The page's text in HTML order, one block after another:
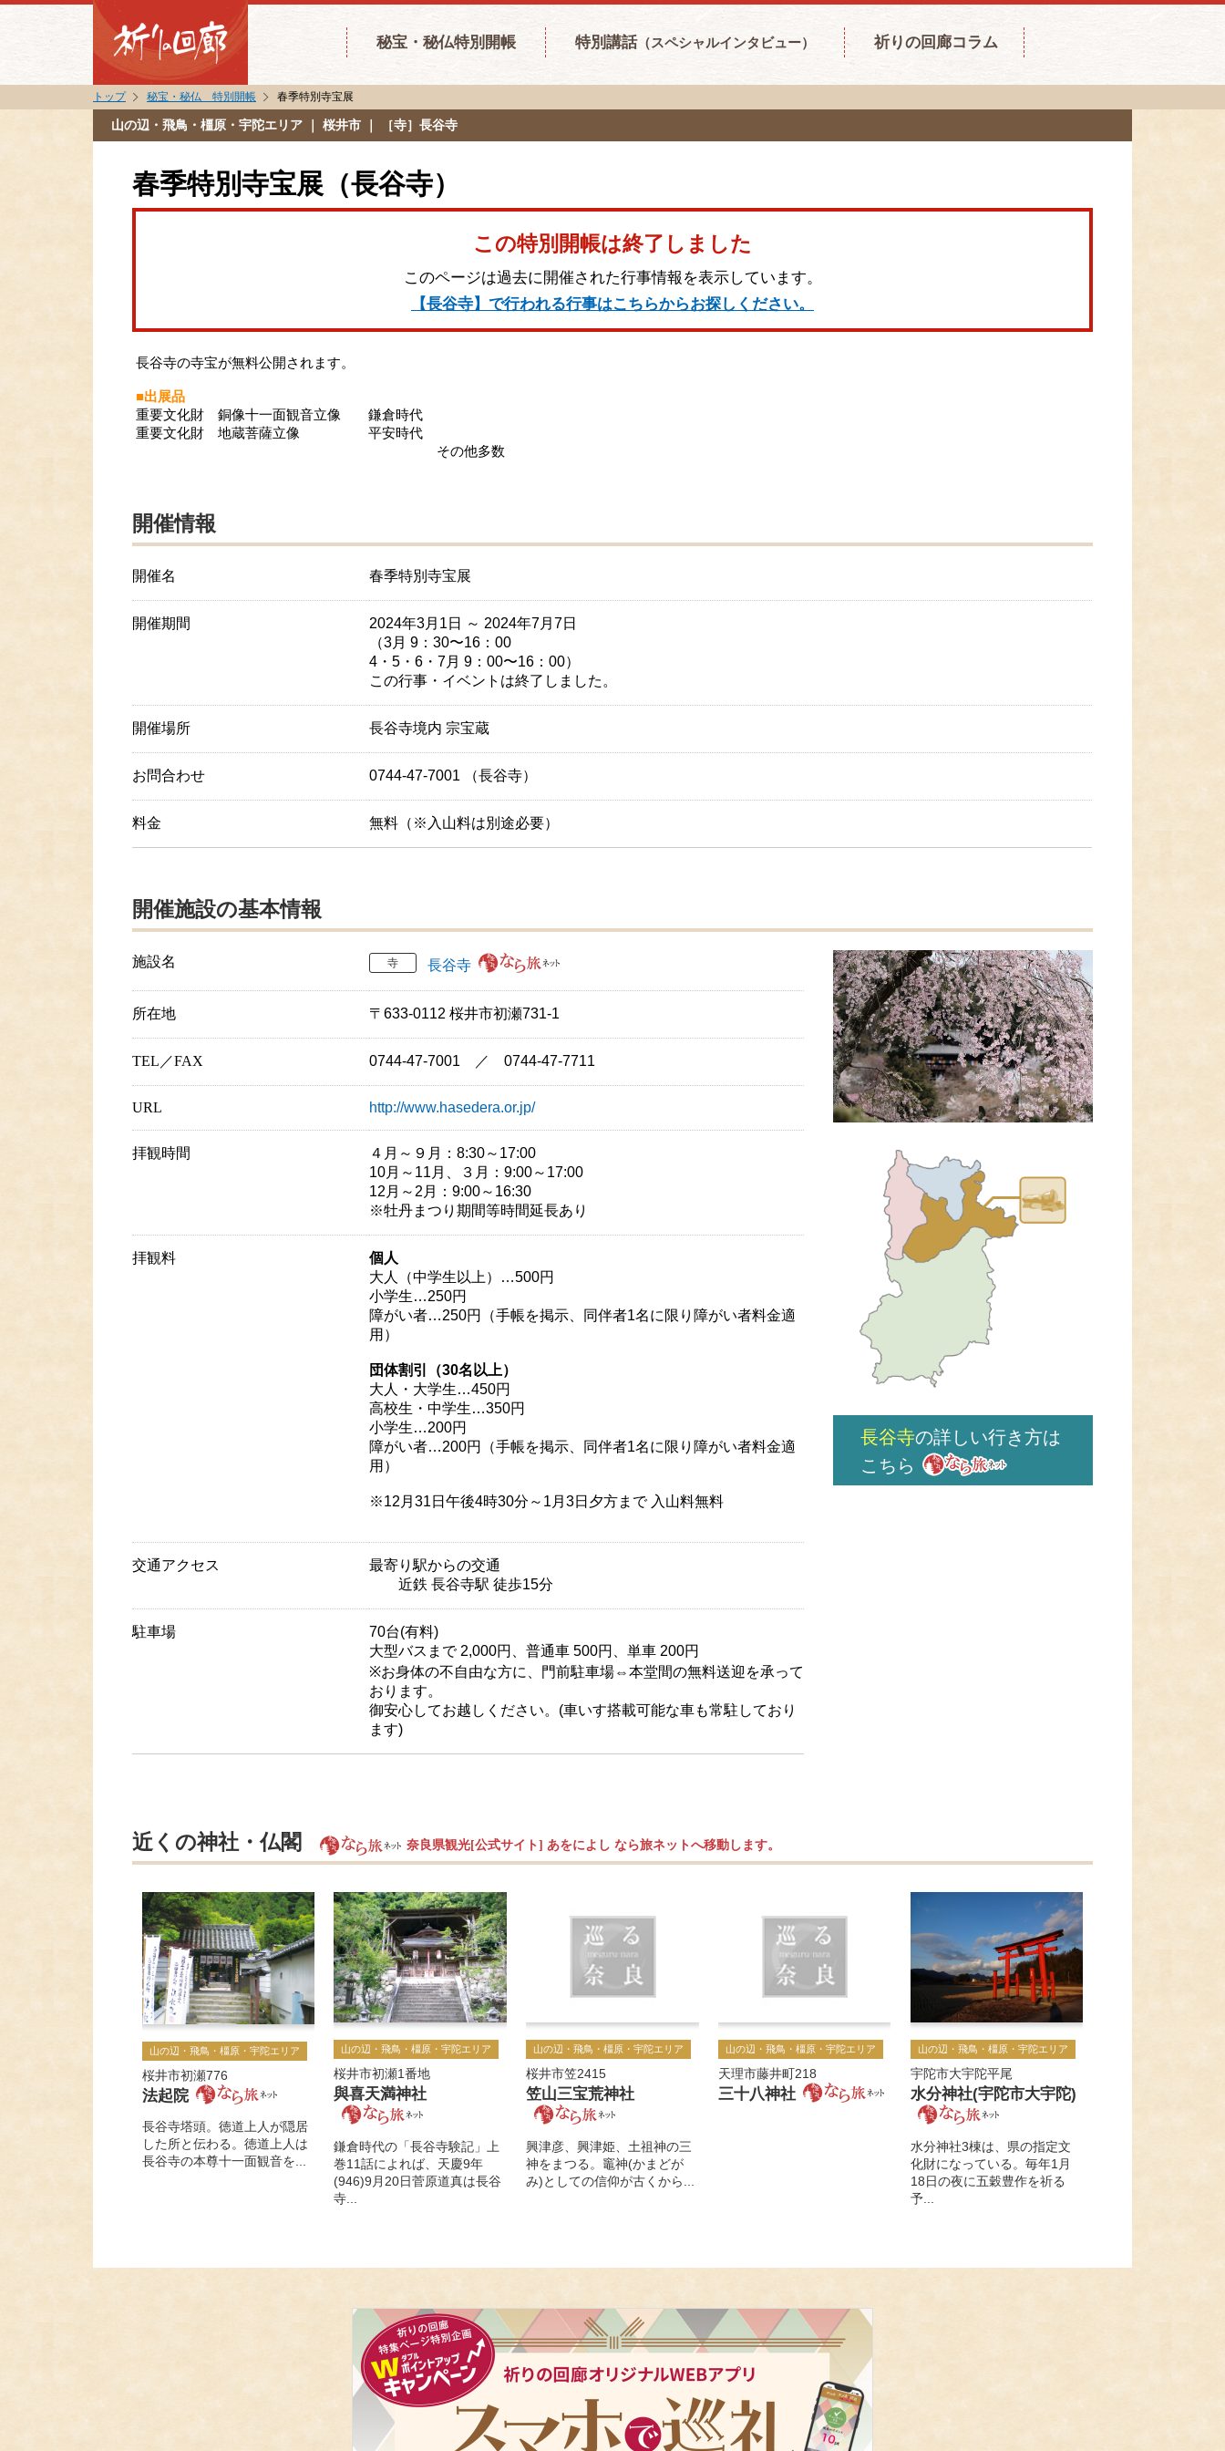
秘宝・秘仏特別開帳 特別講話（スペシャルインタビュー） 祈りの回廊コラム
トップ 秘宝・秘仏 特別開帳 春季特別寺宝展
山の辺・飛鳥・橿原・宇陀エリア ｜ 桜井市 ｜ ［寺］長谷寺
春季特別寺宝展（長谷寺）
この特別開帳は終了しました
このページは過去に開催された行事情報を表示しています。
【長谷寺】で行われる行事はこちらからお探しください。
長谷寺の寺宝が無料公開されます。
■出展品
重要文化財 銅像十一面観音立像 鎌倉時代
重要文化財 地蔵菩薩立像 平安時代
その他多数
開催情報
開催名 春季特別寺宝展
開催期間
2024年3月1日 ～ 2024年7月7日
（3月 9：30〜16：00
4・5・6・7月 9：00〜16：00）
この行事・イベントは終了しました。
開催場所 長谷寺境内 宗宝蔵
お問合わせ 0744-47-7001 （長谷寺）
料金 無料（※入山料は別途必要）
開催施設の基本情報
施設名 寺 長谷寺
所在地 〒633-0112 桜井市初瀬731-1
TEL／FAX 0744-47-7001 ／ 0744-47-7711
URL http://www.hasedera.or.jp/
拝観時間
４月～９月：8:30～17:00
10月～11月、３月：9:00～17:00
12月～2月：9:00～16:30
※牡丹まつり期間等時間延長あり
拝観料
個人
大人（中学生以上）…500円
小学生…250円
障がい者…250円（手帳を掲示、同伴者1名に限り障がい者料金適
用）
団体割引（30名以上）
大人・大学生…450円
高校生・中学生…350円
小学生…200円
障がい者…200円（手帳を掲示、同伴者1名に限り障がい者料金適
用）
※12月31日午後4時30分～1月3日夕方まで 入山料無料
交通アクセス
最寄り駅からの交通
近鉄 長谷寺駅 徒歩15分
駐車場
70台(有料)
大型バスまで 2,000円、普通車 500円、単車 200円
※お身体の不自由な方に、門前駐車場⇔本堂間の無料送迎を承って
おります。
御安心してお越しください。(車いす搭載可能な車も常駐しており
ます)
長谷寺の詳しい行き方は
こちら
近くの神社・仏閣 奈良県観光[公式サイト] あをによし なら旅ネットへ移動します。
山の辺・飛鳥・橿原・宇陀エリア
桜井市初瀬776
法起院
長谷寺塔頭。徳道上人が隠居
した所と伝わる。徳道上人は
長谷寺の本尊十一面観音を...
山の辺・飛鳥・橿原・宇陀エリア
桜井市初瀬1番地
與喜天満神社
鎌倉時代の「長谷寺験記」上
巻11話によれば、天慶9年
(946)9月20日菅原道真は長谷
寺...
山の辺・飛鳥・橿原・宇陀エリア
桜井市笠2415
笠山三宝荒神社
興津彦、興津姫、土祖神の三
神をまつる。竈神(かまどが
み)としての信仰が古くから...
山の辺・飛鳥・橿原・宇陀エリア
天理市藤井町218
三十八神社
山の辺・飛鳥・橿原・宇陀エリア
宇陀市大宇陀平尾
水分神社(宇陀市大宇陀)
水分神社3棟は、県の指定文
化財になっている。毎年1月
18日の夜に五穀豊作を祈る
予...